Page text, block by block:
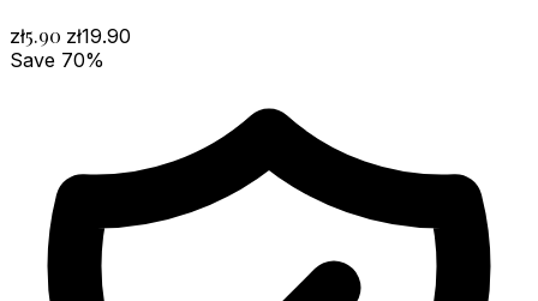
zł5.90 zł19.90
Save 70%